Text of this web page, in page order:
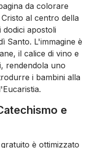
da colorare
al centro della
apostoli
Santo. L'immagine è
il calice di vino e
rendendola uno
i bambini alla
e
è ottimizzato